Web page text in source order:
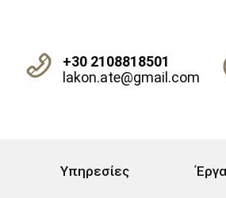
+30 2108818501
lakon.ate@gmail.com
Υπηρεσίες Έργα